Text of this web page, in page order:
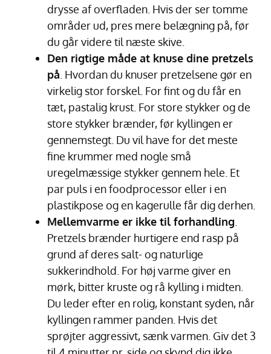
drysse af overfladen. Hvis der ser tomme
områder ud, pres mere belægning på, før
du går videre til næste skive.
Den rigtige måde at knuse dine pretzels
på . Hvordan du knuser pretzelsene gør en
virkelig stor forskel. For fint og du får en
tæt, pastalig krust. For store stykker og de
store stykker brænder, før kyllingen er
gennemstegt. Du vil have for det meste
fine krummer med nogle små
uregelmæssige stykker gennem hele. Et
par puls i en foodprocessor eller i en
plastikpose og en kagerulle får dig derhen.
Mellemvarme er ikke til forhandling
Pretzels brænder hurtigere end rasp på
grund af deres salt- og naturlige
sukkerindhold. For høj varme giver en
mørk, bitter kruste og rå kylling i midten.
Du leder efter en rolig, konstant syden, når
kyllingen rammer panden. Hvis det
sprøjter aggressivt, sænk varmen. Giv det 3